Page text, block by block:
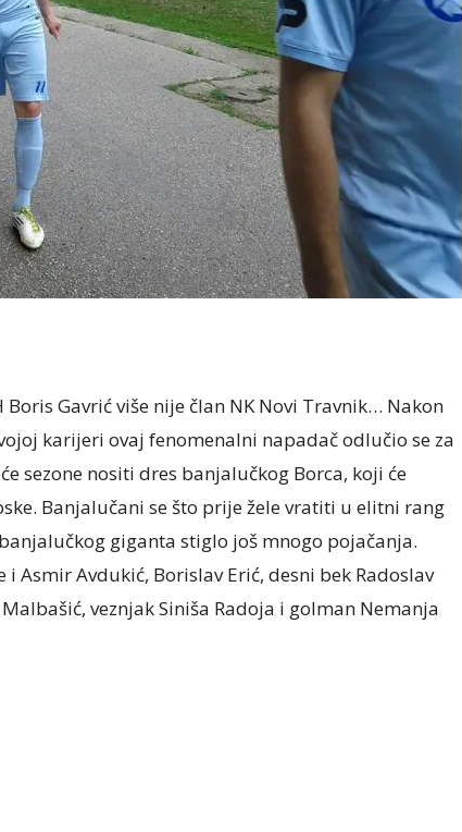
Gavrić više nije član NK Novi Travnik… Nakon
karijeri ovaj fenomenalni napadač odlučio se za
sezone nositi dres banjalučkog Borca, koji će
Banjalučani se što prije žele vratiti u elitni rang
giganta stiglo još mnogo pojačanja.
Asmir Avdukić, Borislav Erić, desni bek Radoslav
veznjak Siniša Radoja i golman Nemanja